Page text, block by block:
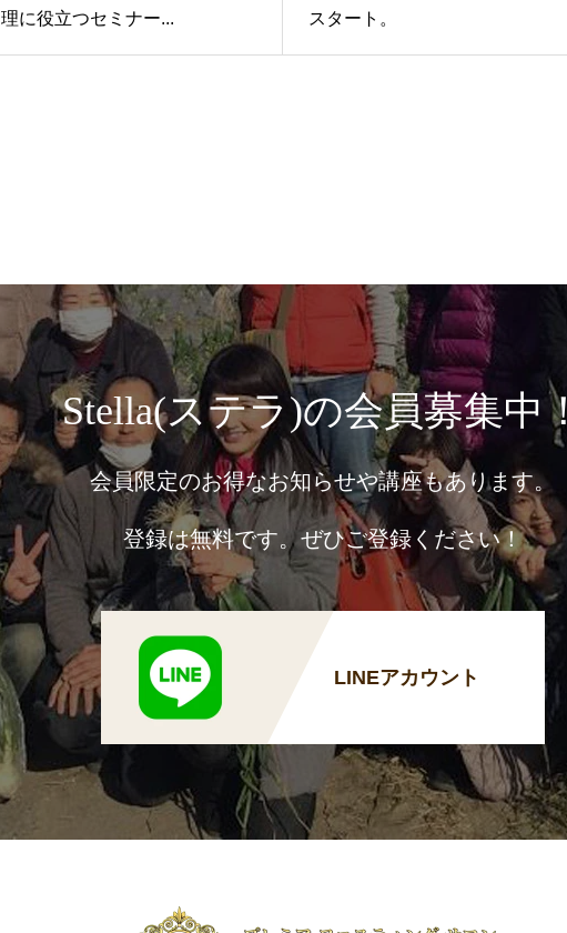
理に役立つセミナー...
スタート。
Stella(ステラ)の会員募集中！
会員限定のお得なお知らせや講座もあります。
登録は無料です。ぜひご登録ください！
LINEアカウント